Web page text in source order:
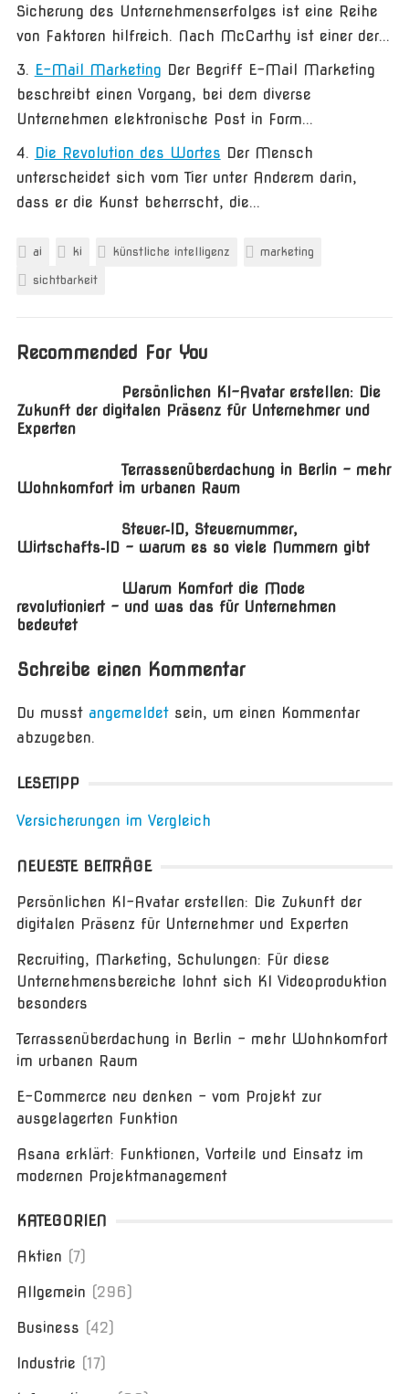
Sicherung des Unternehmenserfolges ist eine Reihe
von Faktoren hilfreich. Nach McCarthy ist einer der...
E-Mail Marketing Der Begriff E-Mail Marketing
beschreibt einen Vorgang, bei dem diverse
Unternehmen elektronische Post in Form...
Die Revolution des Wortes Der Mensch
unterscheidet sich vom Tier unter Anderem darin,
dass er die Kunst beherrscht, die...
ai ki künstliche intelligenz marketing
sichtbarkeit
Recommended For You
Persönlichen KI-Avatar erstellen: Die
Zukunft der digitalen Präsenz für Unternehmer und
Experten
Terrassenüberdachung in Berlin – mehr
Wohnkomfort im urbanen Raum
Steuer‑ID, Steuernummer,
Wirtschafts‑ID – warum es so viele Nummern gibt
Warum Komfort die Mode
revolutioniert – und was das für Unternehmen
bedeutet
Schreibe einen Kommentar
Du musst angemeldetsein, um einen Kommentar
abzugeben.
LESETIPP
Versicherungen im Vergleich
NEUESTE BEITRÄGE
Persönlichen KI-Avatar erstellen: Die Zukunft der
digitalen Präsenz für Unternehmer und Experten
Recruiting, Marketing, Schulungen: Für diese
Unternehmensbereiche lohnt sich KI Videoproduktion
besonders
Terrassenüberdachung in Berlin – mehr Wohnkomfort
im urbanen Raum
E-Commerce neu denken – vom Projekt zur
ausgelagerten Funktion
Asana erklärt: Funktionen, Vorteile und Einsatz im
modernen Projektmanagement
KATEGORIEN
Aktien (7)
Allgemein (296)
Business (42)
Industrie (17)